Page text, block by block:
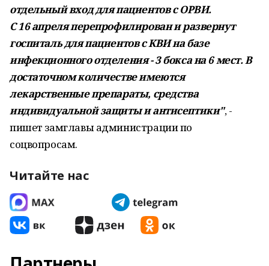
отдельный вход для пациентов с ОРВИ.
С 16 апреля перепрофилирован и развернут
госпиталь для пациентов с КВИ на базе
инфекционного отделения - 3 бокса на 6 мест. В
достаточном количестве имеются
лекарственные препараты, средства
индивидуальной защиты и антисептики", -
пишет замглавы администрации по
соцвопросам.
Читайте нас